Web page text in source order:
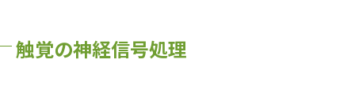
触覚の神経信号処理